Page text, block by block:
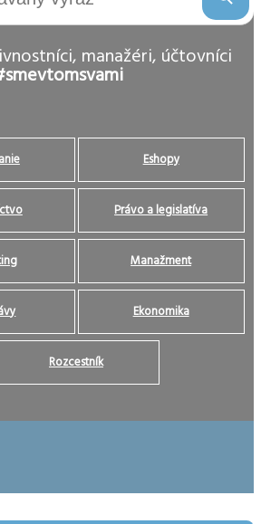
manažéri, účtovníci
Eshopy
Právo a legislatíva
Manažment
Ekonomika
Rozcestník